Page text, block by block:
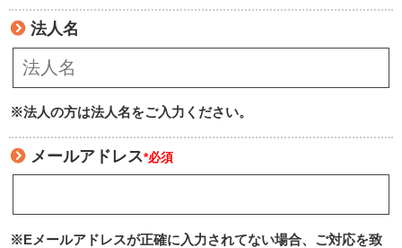
法人名
※法人の方は法人名をご入力ください。
メールアドレス*必須
※Eメールアドレスが正確に入力されてない場合、ご対応を致